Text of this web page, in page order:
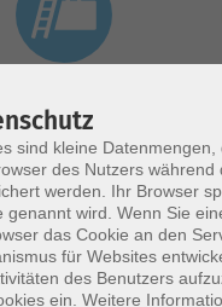
sind kleine
des Nutzers
werden. Ihr Browser
genannt wird. Wenn Sie
das Cookie an den
für Websites
des Benutzers
ein. Weitere